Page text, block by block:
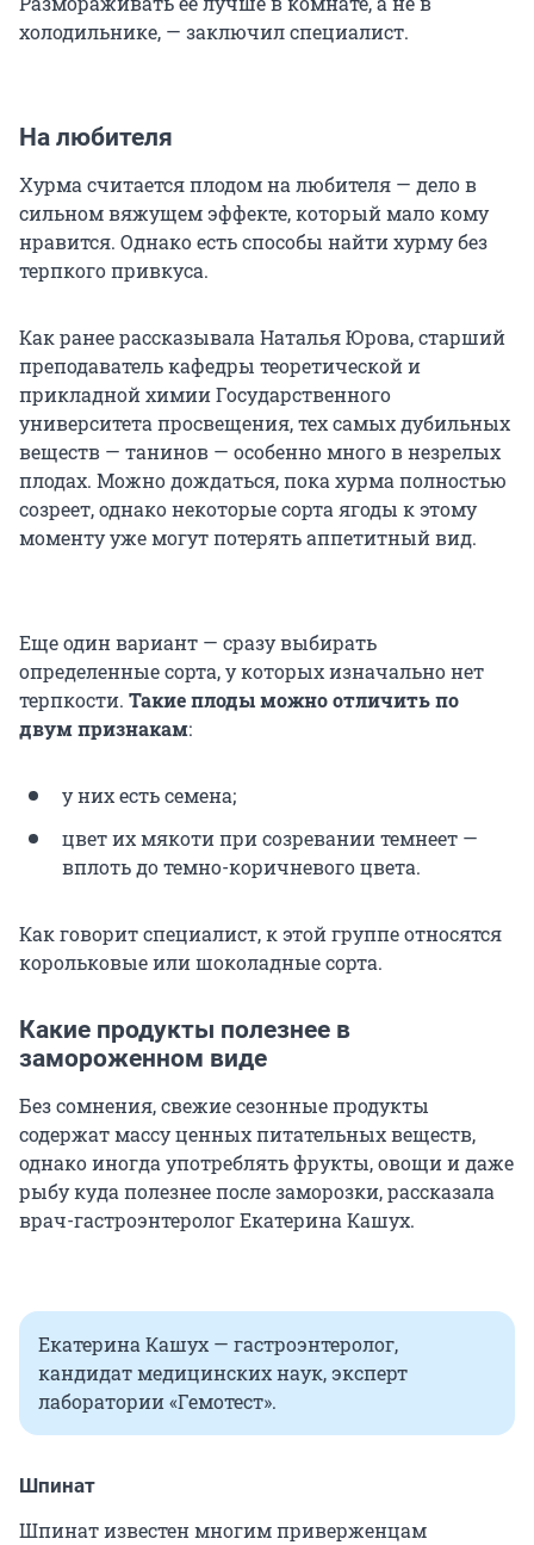
холодильнике, — заключил специалист.
На любителя
Хурма считается плодом на любителя — дело в
сильном вяжущем эффекте, который мало кому
нравится. Однако есть способы найти хурму без
терпкого привкуса.
Как ранее рассказывала Наталья Юрова, старший
преподаватель кафедры теоретической и
прикладной химии Государственного
университета просвещения, тех самых дубильных
веществ — танинов — особенно много в незрелых
плодах. Можно дождаться, пока хурма полностью
созреет, однако некоторые сорта ягоды к этому
моменту уже могут потерять аппетитный вид.
Еще один вариант — сразу выбирать
определенные сорта, у которых изначально нет
терпкости. Такие плоды можно отличить по
двум признакам:
у них есть семена;
цвет их мякоти при созревании темнеет —
вплоть до темно-коричневого цвета.
Как говорит специалист, к этой группе относятся
корольковые или шоколадные сорта.
Какие продукты полезнее в
замороженном виде
Без сомнения, свежие сезонные продукты
содержат массу ценных питательных веществ,
однако иногда употреблять фрукты, овощи и даже
рыбу куда полезнее после заморозки, рассказала
врач-гастроэнтеролог Екатерина Кашух.
Екатерина Кашух — гастроэнтеролог,
кандидат медицинских наук, эксперт
лаборатории «Гемотест».
Шпинат
Шпинат известен многим приверженцам